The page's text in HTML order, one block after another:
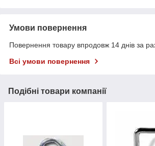
Умови повернення
Повернення товару впродовж 14 днів за
Всі умови повернення
Подібні товари компанії